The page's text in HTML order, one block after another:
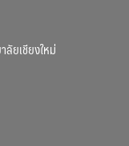
ยเชียงใหม่